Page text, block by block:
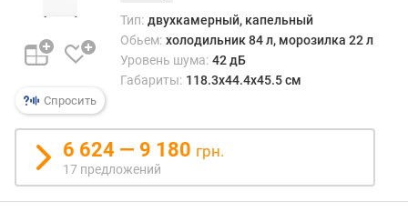
н
и
х
о
л
о
д
а
Спросить
Тип: двухкамерный, капельный
Обьем: холодильник 84 л, морозилка 22 л
Уровень шума: 42 дБ
Габариты: 118.3х44.4х45.5 см
6 624 — 9 180 грн.
17 предложений